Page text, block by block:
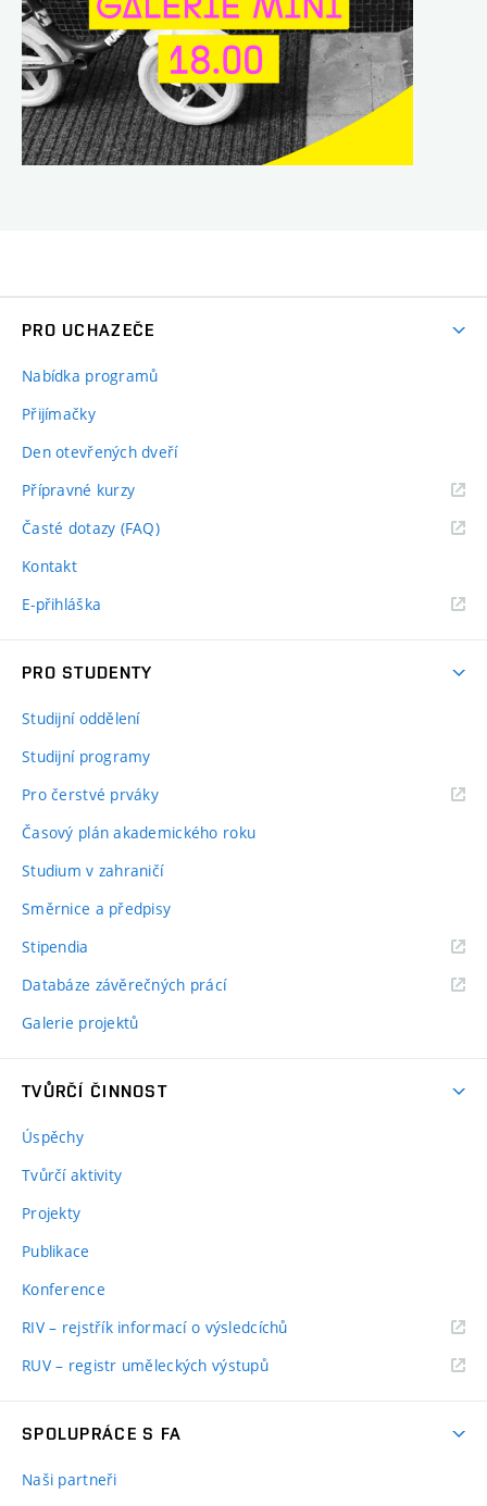
PRO UCHAZEČE
Nabídka programů
Přijímačky
Den otevřených dveří
Přípravné kurzy
Časté dotazy (FAQ)
Kontakt
E-přihláška
PRO STUDENTY
Studijní oddělení
Studijní programy
Pro čerstvé prváky
Časový plán akademického roku
Studium v zahraničí
Směrnice a předpisy
Stipendia
Databáze závěrečných prácí
Galerie projektů
TVŮRČÍ ČINNOST
Úspěchy
Tvůrčí aktivity
Projekty
Publikace
Konference
RIV – rejstřík informací o výsledcíchů
RUV – registr uměleckých výstupů
SPOLUPRÁCE S FA
Naši partneři